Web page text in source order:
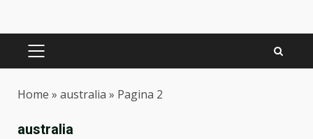
PRIMARY
Home » australia » Pagina 2
australia